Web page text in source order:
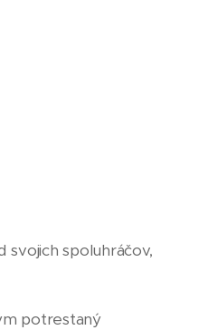
svojich spoluhráčov,
potrestaný